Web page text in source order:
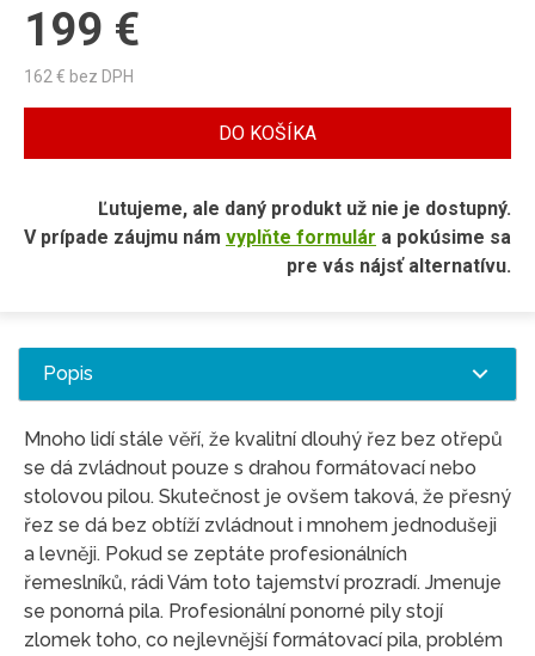
199 €
162 € bez DPH
DO KOŠÍKA
Ľutujeme, ale daný produkt už nie je dostupný.
V prípade záujmu nám vyplňte formulár a pokúsime sa
pre vás nájsť alternatívu.
Popis
Mnoho lidí stále věří, že kvalitní dlouhý řez bez otřepů
se dá zvládnout pouze s drahou formátovací nebo
stolovou pilou. Skutečnost je ovšem taková, že přesný
řez se dá bez obtíží zvládnout i mnohem jednodušeji
a levněji. Pokud se zeptáte profesionálních
řemeslníků, rádi Vám toto tajemství prozradí. Jmenuje
se ponorná pila. Profesionální ponorné pily stojí
zlomek toho, co nejlevnější formátovací pila, problém